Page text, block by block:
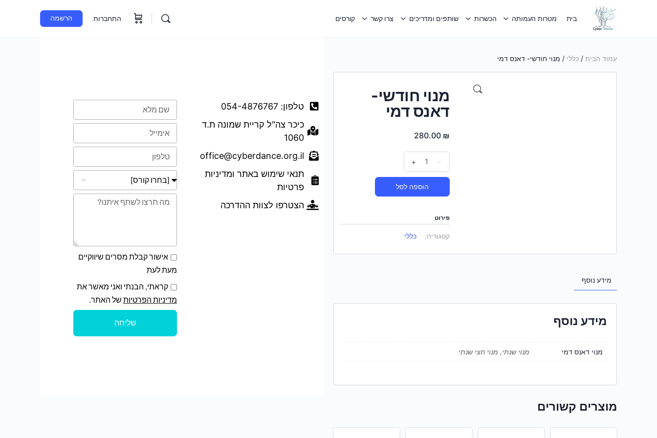
בית מטרות העמותה הכשרות שותפים ומדריכים צרו קשר קורסים התחברות הרשמה
עמוד הבית / כללי / מנוי חודשי- דאנס דמי
מנוי חודשי-
דאנס דמי
280.00 ₪
-
+
הוספה לסל
פירוט
קטגוריה: כללי
מידע נוסף
מידע נוסף
מנוי דאנס דמי מנוי שנתי, מנוי חצי שנתי
מוצרים קשורים
טלפון: 054-4876767
כיכר צה"ל קריית שמונה ת.ד
1060
office@cyberdance.org.il
תנאי שימוש באתר ומדיניות
פרטיות
הצטרפו לצוות ההדרכה
אישור קבלת מסרים שיווקיים
מעת לעת
קראתי, הבנתי ואני מאשר את
מדיניות הפרטיות של האתר.
שליחה